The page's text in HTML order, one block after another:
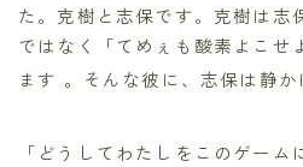
た。克樹と志保です。克樹は志
ではなく「てめぇも酸素よこせ
ます 。そんな彼に、志保は静か
「どうしてわたしをこのゲーム